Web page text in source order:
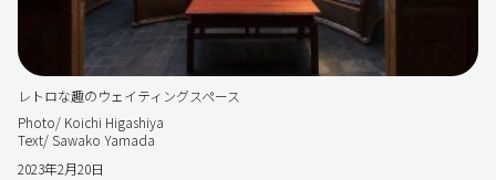
レトロな趣のウェイティングスペース
Photo/ Koichi Higashiya
Text/ Sawako Yamada
2023年2月20日